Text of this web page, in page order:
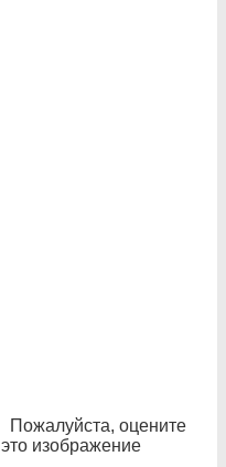
Пожалуйста, оцените
это изображение